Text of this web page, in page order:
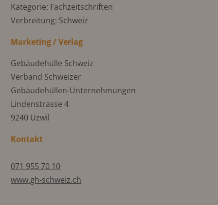
Kategorie: Fachzeitschriften
Verbreitung: Schweiz
Marketing / Verlag
Gebäudehülle Schweiz
Verband Schweizer
Gebäudehüllen-Unternehmungen
Lindenstrasse 4
9240 Uzwil
Kontakt
071 955 70 10
www.gh-schweiz.ch